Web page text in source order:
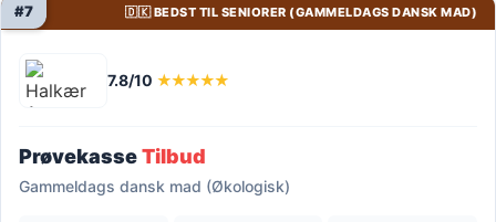
🇩🇰 BEDST TIL SENIORER (GAMMELDAGS DANSK MAD)
#7
7.8/10 ★★★★★
PrøvekasseTilbud
Gammeldags dansk mad (Økologisk)